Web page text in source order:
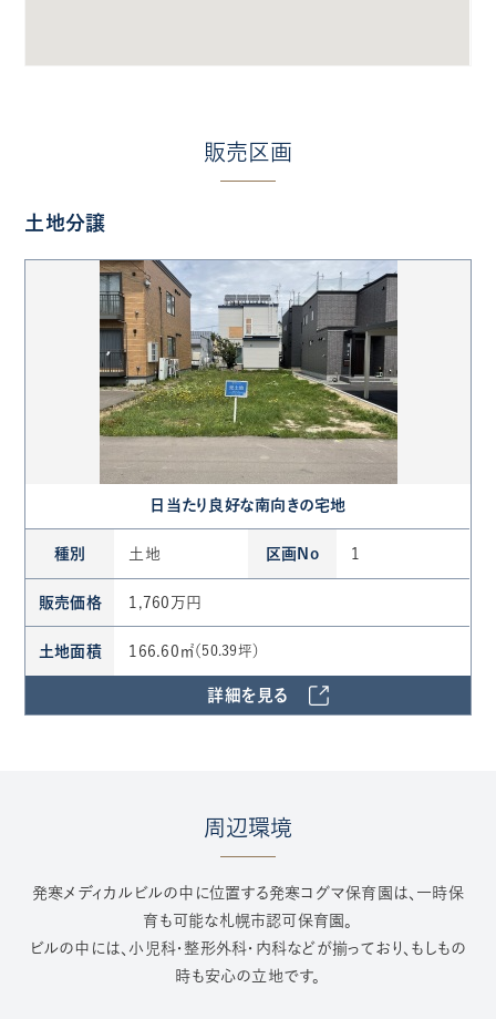
販売区画
土地分譲
日当たり良好な南向きの宅地
種別 土地 区画No 1
販売価格 1,760万円
土地面積 166.60㎡（50.39坪）
詳細を見る
周辺環境
発寒メディカルビルの中に位置する発寒コグマ保育園は、一時保
育も可能な札幌市認可保育園。
ビルの中には、小児科・整形外科・内科などが揃っており、もしもの
時も安心の立地です。